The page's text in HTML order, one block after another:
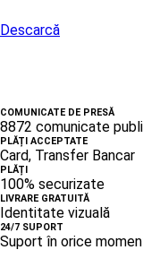
Descarcă
COMUNICATE DE PRESĂ
8872 comunicate
PLĂȚI ACCEPTATE
Card, Transfer Bancar
PLĂȚI
100% securizate
LIVRARE GRATUITĂ
Identitate vizuală
24/7 SUPORT
Suport în orice